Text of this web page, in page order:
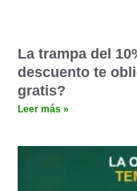
La trampa del
descuento te
gratis?
Leer más »